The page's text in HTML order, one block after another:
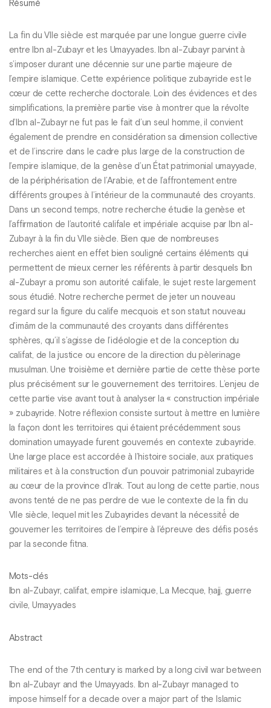
Résumé
La fin du VIIe siècle est marquée par une longue guerre civile
entre Ibn al-Zubayr et les Umayyades. Ibn al-Zubayr parvint à
s’imposer durant une décennie sur une partie majeure de
l’empire islamique. Cette expérience politique zubayride est le
cœur de cette recherche doctorale. Loin des évidences et des
simplifications, la première partie vise à montrer que la révolte
d’Ibn al-Zubayr ne fut pas le fait d’un seul homme, il convient
également de prendre en considération sa dimension collective
et de l’inscrire dans le cadre plus large de la construction de
l’empire islamique, de la genèse d’un État patrimonial umayyade,
de la périphérisation de l’Arabie, et de l’affrontement entre
différents groupes à l’intérieur de la communauté des croyants.
Dans un second temps, notre recherche étudie la genèse et
l’affirmation de l’autorité califale et impériale acquise par Ibn al-
Zubayr à la fin du VIIe siècle. Bien que de nombreuses
recherches aient en effet bien souligné certains éléments qui
permettent de mieux cerner les référents à partir desquels Ibn
al-Zubayr a promu son autorité califale, le sujet reste largement
sous étudié. Notre recherche permet de jeter un nouveau
regard sur la figure du calife mecquois et son statut nouveau
d’imām de la communauté des croyants dans différentes
sphères, qu’il s’agisse de l’idéologie et de la conception du
califat, de la justice ou encore de la direction du pèlerinage
musulman. Une troisième et dernière partie de cette thèse porte
plus précisément sur le gouvernement des territoires. L’enjeu de
cette partie vise avant tout à analyser la « construction impériale
» zubayride. Notre réflexion consiste surtout à mettre en lumière
la façon dont les territoires qui étaient précédemment sous
domination umayyade furent gouvernés en contexte zubayride.
Une large place est accordée à l’histoire sociale, aux pratiques
militaires et à la construction d’un pouvoir patrimonial zubayride
au cœur de la province d’Irak. Tout au long de cette partie, nous
avons tenté de ne pas perdre de vue le contexte de la fin du
VIIe siècle, lequel mit les Zubayrides devant la nécessité́ de
gouverner les territoires de l’empire à l’épreuve des défis posés
par la seconde fitna.
Mots-clés
Ibn al-Zubayr, califat, empire islamique, La Mecque, ḥajj, guerre
civile, Umayyades
Abstract
The end of the 7th century is marked by a long civil war between
Ibn al-Zubayr and the Umayyads. Ibn al-Zubayr managed to
impose himself for a decade over a major part of the Islamic